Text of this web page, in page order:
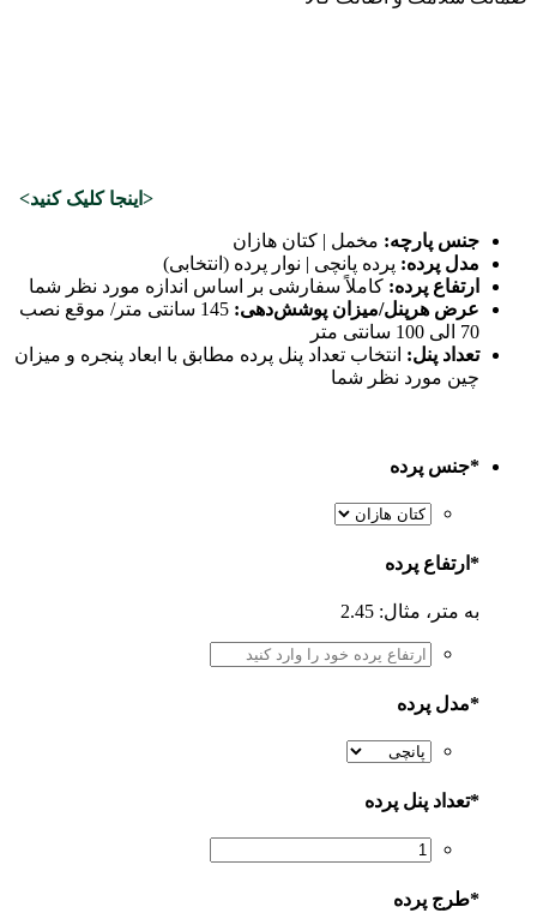
<اینجا کلیک کنید>
جنس پارچه: مخمل | کتان هازان
مدل پرده: پرده پانچی | نوار پرده (انتخابی)
ارتفاع پرده: کاملاً سفارشی بر اساس اندازه مورد نظر شما
عرض هرپنل/میزان پوشش‌دهی:
145 سانتی متر/ موقع نصب
70 الی 100 سانتی متر
تعداد پنل: انتخاب تعداد پنل پرده مطابق با ابعاد پنجره و میزان
چین مورد نظر شما
*جنس پرده
* ارتفاع پرده
به متر، مثال: 2.45
*مدل پرده
*تعداد پنل پرده
*طرج پرده